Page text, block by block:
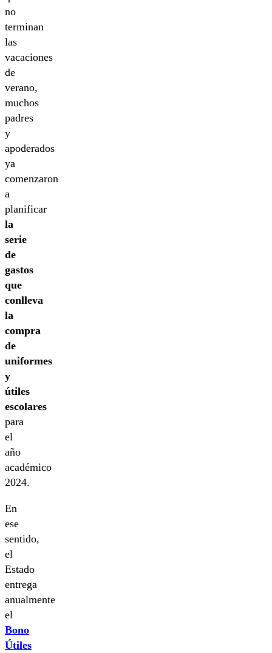
no
terminan
las
vacaciones
de
verano,
muchos
padres
y
apoderados
ya
comenzaron
a
planificar
la
serie
de
gastos
que
conlleva
la
compra
de
uniformes
y
útiles
escolares
para
el
año
académico
2024.
En
ese
sentido,
el
Estado
entrega
anualmente
el
Bono
Útiles